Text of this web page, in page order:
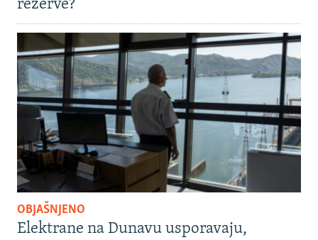
rezerve?
OBJAŠNJENO
Elektrane na Dunavu usporavaju,